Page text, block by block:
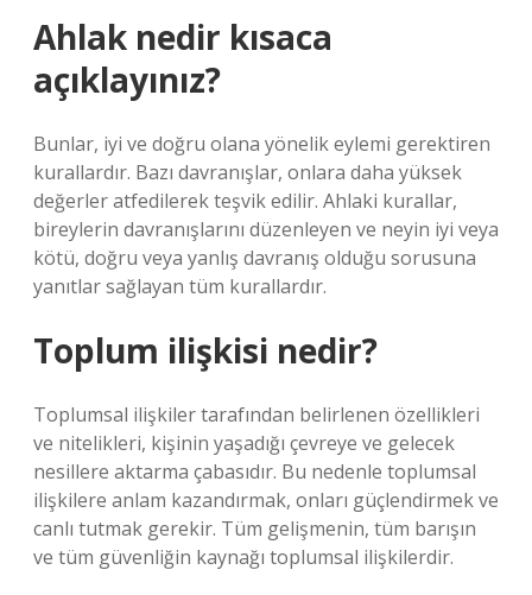
Ahlak nedir kısaca
açıklayınız?
Bunlar, iyi ve doğru olana yönelik eylemi gerektiren
kurallardır. Bazı davranışlar, onlara daha yüksek
değerler atfedilerek teşvik edilir. Ahlaki kurallar,
bireylerin davranışlarını düzenleyen ve neyin iyi veya
kötü, doğru veya yanlış davranış olduğu sorusuna
yanıtlar sağlayan tüm kurallardır.
Toplum ilişkisi nedir?
Toplumsal ilişkiler tarafından belirlenen özellikleri
ve nitelikleri, kişinin yaşadığı çevreye ve gelecek
nesillere aktarma çabasıdır. Bu nedenle toplumsal
ilişkilere anlam kazandırmak, onları güçlendirmek ve
canlı tutmak gerekir. Tüm gelişmenin, tüm barışın
ve tüm güvenliğin kaynağı toplumsal ilişkilerdir.